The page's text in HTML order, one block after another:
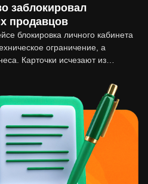
заблокировал
продавцов
блокировка личного кабинета
ограничение, а
Карточки исчезают из